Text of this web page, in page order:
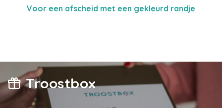
Voor een afscheid met een gekleurd randje
Troostbox